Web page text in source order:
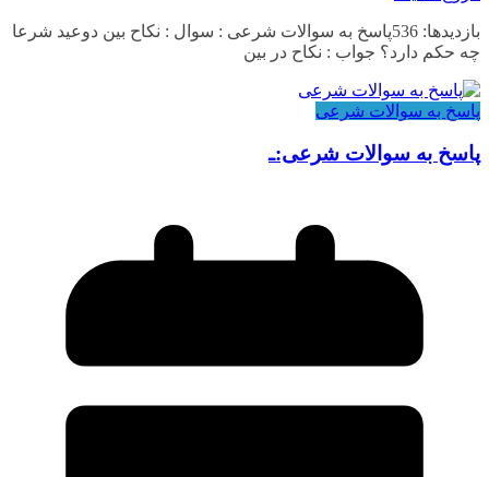
بازدیدها: 536پاسخ به سوالات شرعی : سوال : نکاح بین دوعید شرعا
چه حکم دارد؟ جواب : نکاح در بین
پاسخ به سوالات شرعی
پاسخ به سوالات شرعی:ـ